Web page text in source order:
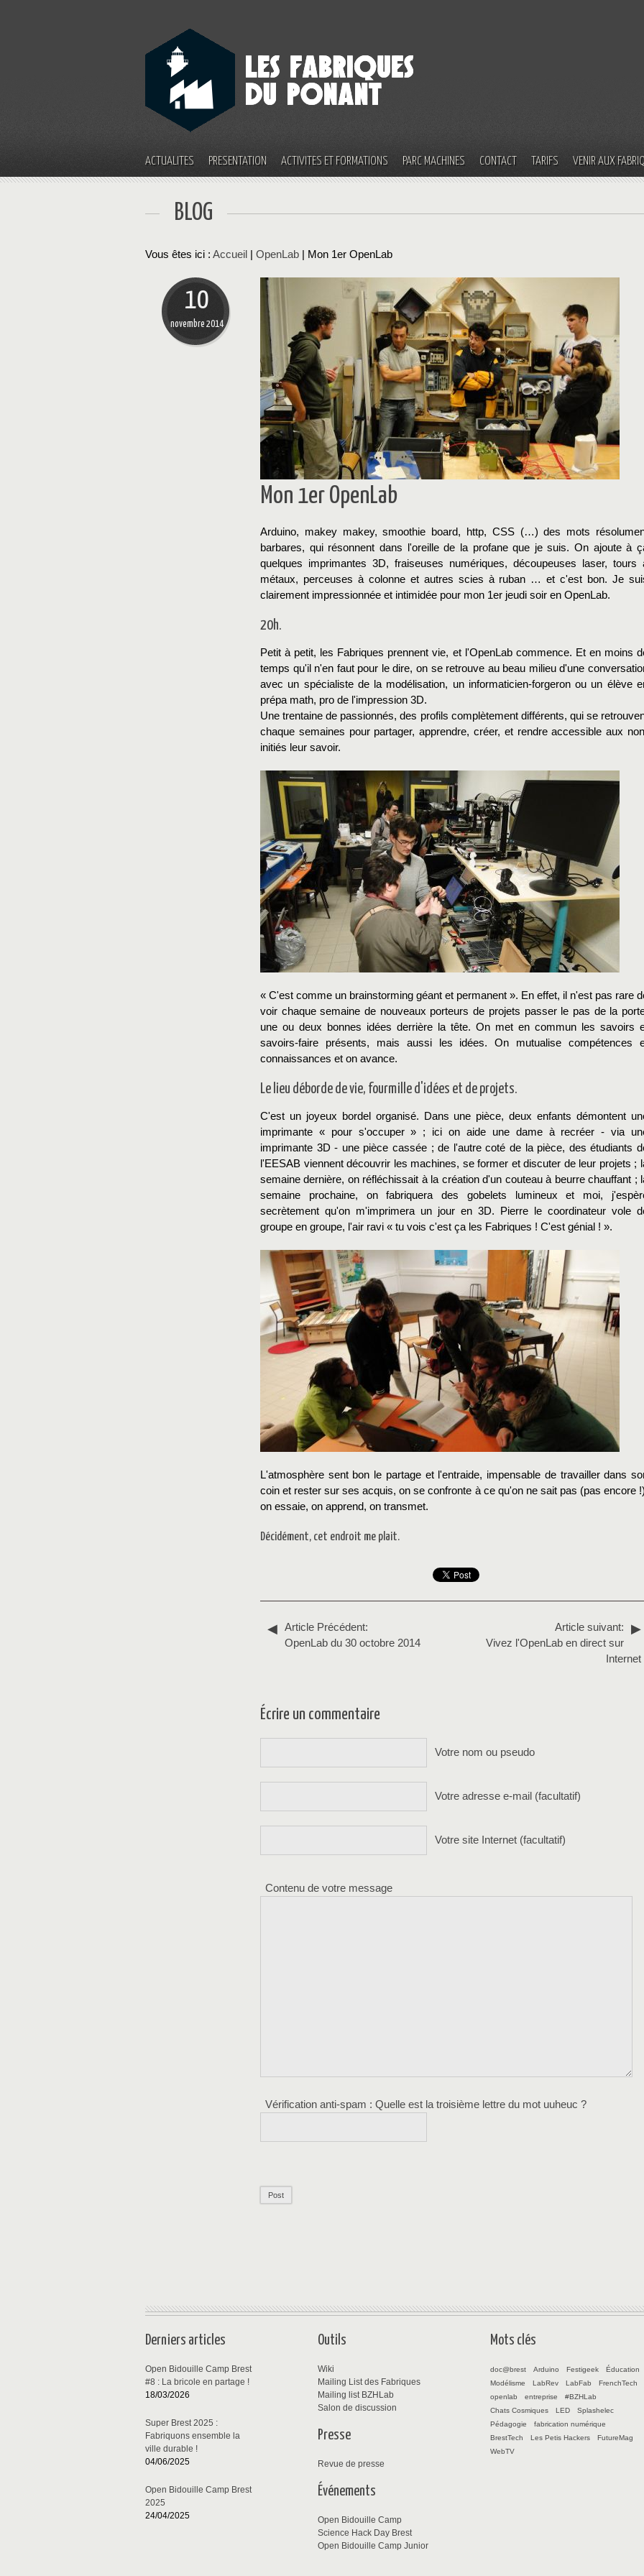
ACTUALITÉS PRÉSENTATION ACTIVITÉS ET FORMATIONS PARC MACHINES CONTACT TARIFS VENIR AUX
BLOG
Vous êtes ici : Accueil OpenLab | Mon 1er OpenLab
10
novembre 2014
Mon 1er OpenLab
Arduino, makey makey, smoothie board, http, CSS (…) des mots
barbares, qui résonnent dans l'oreille de la profane que je suis. On ajoute à
quelques imprimantes 3D, fraiseuses numériques, découpeuses laser, tours
métaux, perceuses à colonne et autres scies à ruban … et c'est bon. Je
clairement impressionnée et intimidée pour mon 1er jeudi soir en OpenLab.
20h.
Petit à petit, les Fabriques prennent vie, et l'OpenLab commence. Et en moins
temps qu'il n'en faut pour le dire, on se retrouve au beau milieu d'une
avec un spécialiste de la modélisation, un informaticien-forgeron ou un élève
prépa math, pro de l'impression 3D.
Une trentaine de passionnés, des profils complètement différents, qui se
chaque semaines pour partager, apprendre, créer, et rendre accessible aux
initiés leur savoir.
« C'est comme un brainstorming géant et permanent ». En effet, il n'est pas rare
voir chaque semaine de nouveaux porteurs de projets passer le pas de la
une ou deux bonnes idées derrière la tête. On met en commun les savoirs
savoirs-faire présents, mais aussi les idées. On mutualise compétences
connaissances et on avance.
Le lieu déborde de vie, fourmille d'idées et de projets.
C'est un joyeux bordel organisé. Dans une pièce, deux enfants démontent
imprimante « pour s'occuper » ; ici on aide une dame à recréer - via
imprimante 3D - une pièce cassée ; de l'autre coté de la pièce, des étudiants
l'EESAB viennent découvrir les machines, se former et discuter de leur projets ;
semaine dernière, on réfléchissait à la création d'un couteau à beurre chauffant ;
semaine prochaine, on fabriquera des gobelets lumineux et moi,
secrètement qu'on m'imprimera un jour en 3D. Pierre le coordinateur vole
groupe en groupe, l'air ravi « tu vois c'est ça les Fabriques ! C'est génial ! ».
L'atmosphère sent bon le partage et l'entraide, impensable de travailler dans
coin et rester sur ses acquis, on se confronte à ce qu'on ne sait pas (pas encore
on essaie, on apprend, on transmet.
Décidément, cet endroit me plait.
Article Précédent:
OpenLab du 30 octobre 2014
Article suivant:
Vivez l'OpenLab en direct sur
Internet
Écrire un commentaire
Votre nom ou pseudo
Votre adresse e-mail (facultatif)
Votre site Internet (facultatif)
Contenu de votre message
Vérification anti-spam : Quelle est la troisième lettre du mot uuheuc ?
Derniers articles
Open Bidouille Camp Brest
#8 : La bricole en partage !
18/03/2026
Super Brest 2025 :
Fabriquons ensemble la
ville durable !
04/06/2025
Open Bidouille Camp Brest
2025
24/04/2025
Outils
Wiki
Mailing List des Fabriques
Mailing list BZHLab
Salon de discussion
Presse
Revue de presse
Événements
Open Bidouille Camp
Science Hack Day Brest
Open Bidouille Camp Junior
Mots clés
doc@brest Arduino Festigeek
Éducation
Modélisme
LabRev LabFab
FrenchTech
openlab
entreprise
#BZHLab
Chats Cosmiques
LED
Splashelec
Pédagogie
fabrication numérique
BrestTech
Les Petis Hackers
FutureMag
WebTV